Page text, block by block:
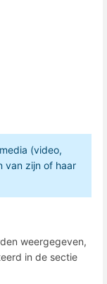
(video,
van zijn of haar
weergegeven,
in de sectie